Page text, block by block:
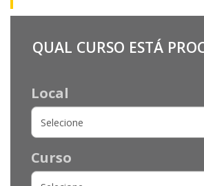
QUAL CURSO ESTÁ
Local
Curso